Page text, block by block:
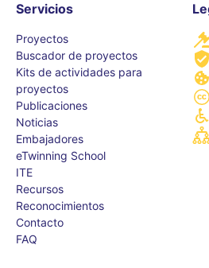
Servicios
Proyectos
Buscador de proyectos
Kits de actividades para
proyectos
Publicaciones
Noticias
Embajadores
eTwinning School
ITE
Recursos
Reconocimientos
Contacto
FAQ